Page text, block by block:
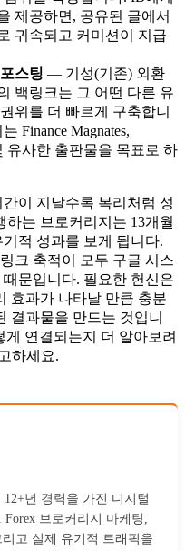
제공하면, 공유된 글에서
귀속되고 커미션이 지급
스팅 — 기성(기존) 외환
백링크는 그 어떤 다른 유
위를 더 빠르게 구축합니
Finance Magnates,
유사한 출판물을 목표로 하
이 지날수록 복리처럼 성
하는 브로커리지는 13개월
적 성과를 보게 됩니다.
크 축적이 모두 구글 시스
문입니다. 필요한 헌신은
효과가 나타날 만큼 충분
결과물을 만드는 것입니
게 연결되는지 더 알아보려
하세요.
년 경력을 가진 디지털
브로커리지 마케팅,
고 실제 유기적 트래픽을